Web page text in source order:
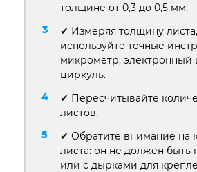
толщине от 0,3 до 0,5 мм.
✔ Измеряя толщину листа,
используйте точные
микрометр, электронный
циркуль.
✔ Пересчитывайте
листов.
✔ Обратите внимание на
листа: он не должен быть
или с дырками для